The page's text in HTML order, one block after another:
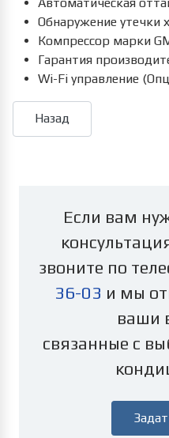
Обнаружение утечки
Компрессор марки
Гарантия
Wi-Fi управление
Если вам
звоните по
36-03 и мы
ваши
связанные с